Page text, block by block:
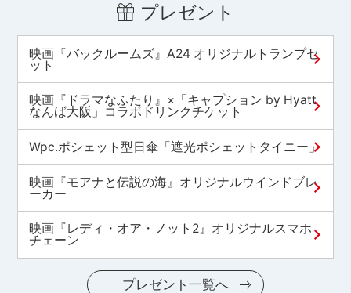
プレゼント
映画『バックルームズ』A24 オリジナルトランプセ
ット
映画『ドラマなふたり』×「キャプション by Hyatt
なんば大阪」コラボドリンクチケット
Wpc.ポシェット型日傘「遮光ポシェットタイニー」
映画『モアナと伝説の海』オリジナルウインドブレ
ーカー
映画『レディ・オア・ノット2』オリジナルスマホ
チェーン
プレゼント一覧へ